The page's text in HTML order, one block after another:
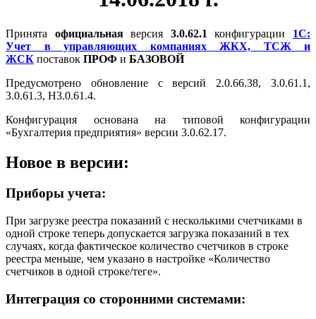
Принята официальнаяверсия 3.0.62.1 конфигурации 1С:
Учет в управляющих компаниях ЖКХ, ТСЖ и
ЖСК поставок ПРОФ и БАЗОВОЙ
Предусмотрено обновление с версий 2.0.66.38, 3.0.61.1,
3.0.61.3, Н3.0.61.4.
Конфигурация основана на типовой конфигурации
«Бухгалтерия предприятия» версии 3.0.62.17.
Новое в версии:
Приборы учета:
При загрузке реестра показаний с несколькими счетчиками в
одной строке теперь допускается загрузка показаний в тех
случаях, когда фактическое количество счетчиков в строке
реестра меньше, чем указано в настройке «Количество
счетчиков в одной строке/теге».
Интеграция со сторонними системами: